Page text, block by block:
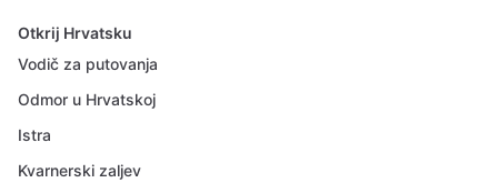
Otkrij Hrvatsku
Vodič za putovanja
Odmor u Hrvatskoj
Istra
Kvarnerski zaljev